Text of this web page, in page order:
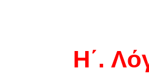
Η΄.